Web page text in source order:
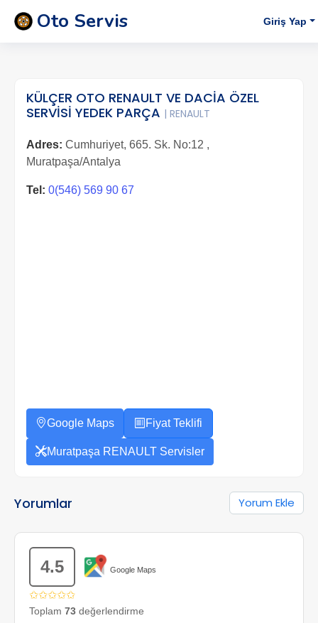
Oto Servis Giriş Yap
KÜLÇER OTO RENAULT VE DACİA ÖZEL
SERVİSİ YEDEK PARÇA | RENAULT
Adres: Cumhuriyet, 665. Sk. No:12 ,
Muratpaşa/Antalya
Tel: 0(546) 569 90 67
Google Maps Fiyat Teklifi
Muratpaşa RENAULT Servisler
Yorumlar Yorum Ekle
4.5 Google Maps
✩✩✩✩✩
Toplam 73 değerlendirme